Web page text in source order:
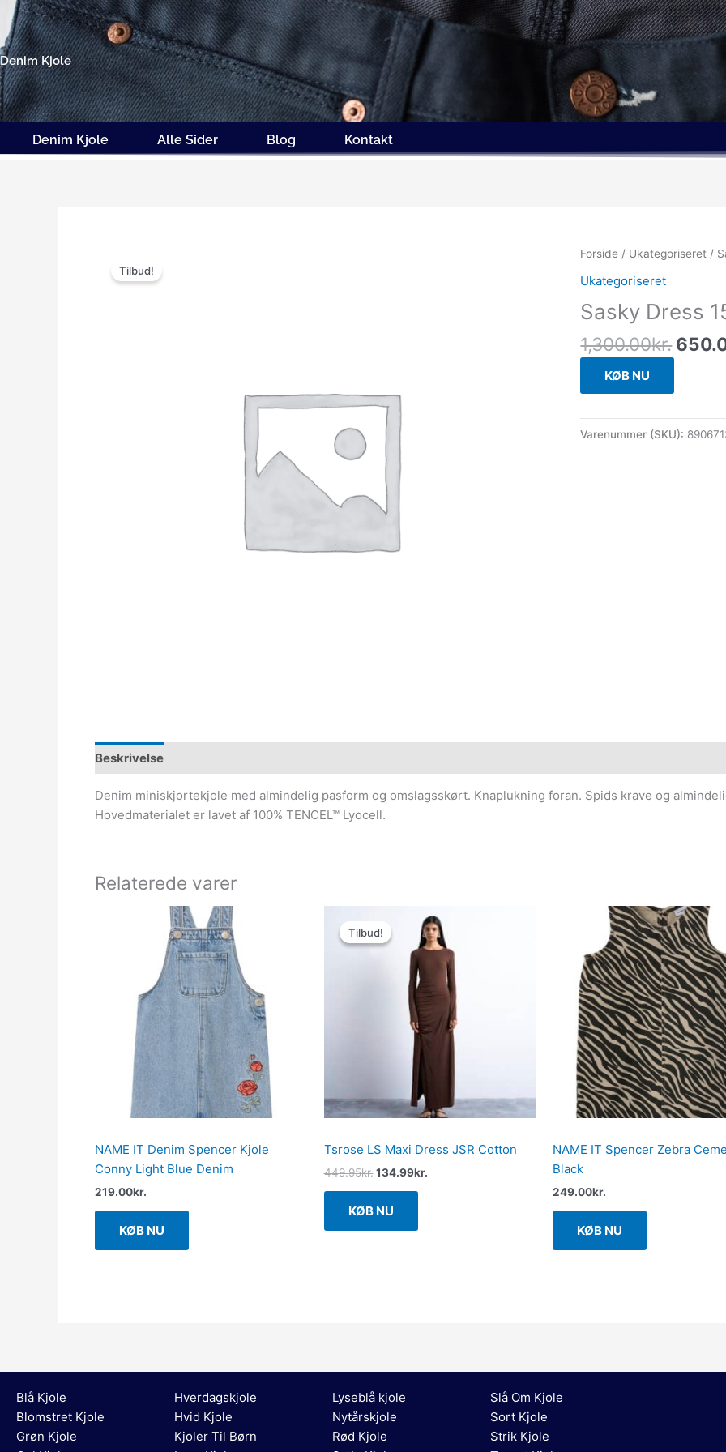
Gå
til
indholdet
Denim Kjole
Denim Kjole Alle Sider Blog Kontakt
Tilbud!
Forside / Ukategoriseret /
Ukategoriseret
Sasky Dress
1,300.00kr.
Den
var:
KØB NU
Varenummer (SKU):
Beskrivelse
Denim miniskjortekjole med almindelig pasform og omslagsskørt. Knaplukning foran. Spids krave og
Hovedmaterialet er lavet af 100% TENCEL™ Lyocell.
Relaterede varer
NAME IT Denim Spencer Kjole
Conny Light Blue Denim
219.00kr.
KØB NU
Tilbud!
Tilbud!
Tsrose LS Maxi Dress JSR Cotton
449.95kr.
oprindelige
pris
449.95kr..
134.99kr.
aktuelle
pris
er:
134.99kr..
KØB NU
NAME IT Spencer Zebra
Black
249.00kr.
KØB NU
Blå Kjole
Blomstret Kjole
Grøn Kjole
Hverdagskjole
Hvid Kjole
Kjoler Til Børn
Lyseblå kjole
Nytårskjole
Rød Kjole
Slå Om Kjole
Sort Kjole
Strik Kjole